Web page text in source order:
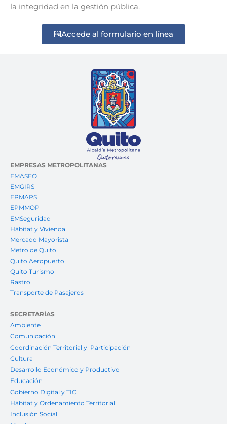
la integridad en la gestión pública.
Accede al formulario en línea
EMPRESAS METROPOLITANAS
EMASEO
EMGIRS
EPMAPS
EPMMOP
EMSeguridad
Hábitat y Vivienda
Mercado Mayorista
Metro de Quito
Quito Aeropuerto
Quito Turismo
Rastro
Transporte de Pasajeros
SECRETARÍAS
Ambiente
Comunicación
Coordinación Territorial y Participación
Cultura
Desarrollo Económico y Productivo
Educación
Gobierno Digital y TIC
Hábitat y Ordenamiento Territorial
Inclusión Social